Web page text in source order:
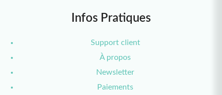
Infos Pratiques
Support client
À propos
Newsletter
Paiements